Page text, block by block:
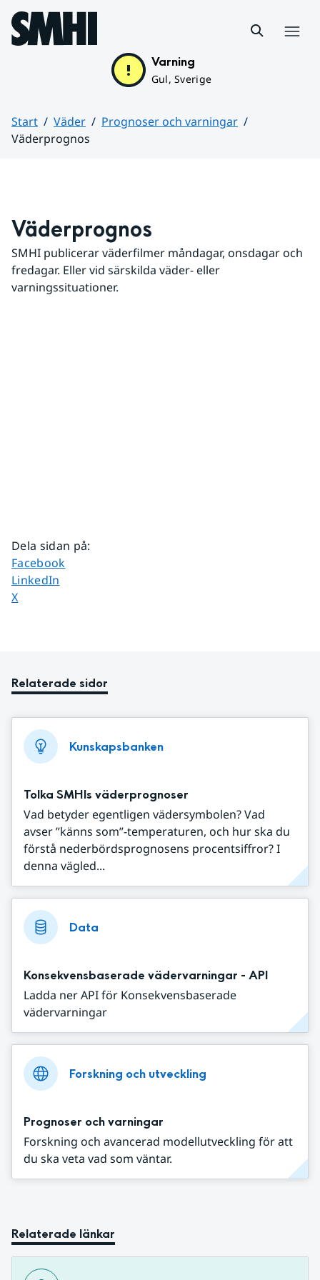
Hoppa till sidans innehåll
Varning
Gul, Sverige
Start Väder
Prognoser och varningar
Väderprognos
Väderprognos
SMHI publicerar väderfilmer måndagar, onsdagar och
fredagar. Eller vid särskilda väder- eller
varningssituationer.
Dela sidan på:
Dela sidan på
Facebook
Dela sidan på
LinkedIn
Dela sidan på
X
Relaterade sidor
Kunskapsbanken
Tolka SMHIs väderprognoser
Vad betyder egentligen vädersymbolen? Vad
avser ”känns som”-temperaturen, och hur ska du
förstå nederbördsprognosens procentsiffror? I
denna vägled...
Data
Konsekvensbaserade vädervarningar - API
Ladda ner API för Konsekvensbaserade
vädervarningar
Forskning och utveckling
Prognoser och varningar
Forskning och avancerad modellutveckling för att
du ska veta vad som väntar.
Relaterade länkar